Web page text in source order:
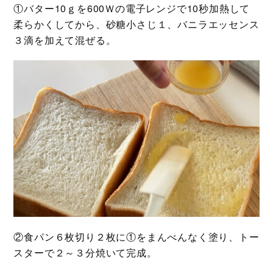
①バター10ｇを600Ｗの電子レンジで10秒加熱して
柔らかくしてから、砂糖小さじ１、バニラエッセンス
３滴を加えて混ぜる。
②食パン６枚切り２枚に①をまんべんなく塗り、トー
スターで２～３分焼いて完成。